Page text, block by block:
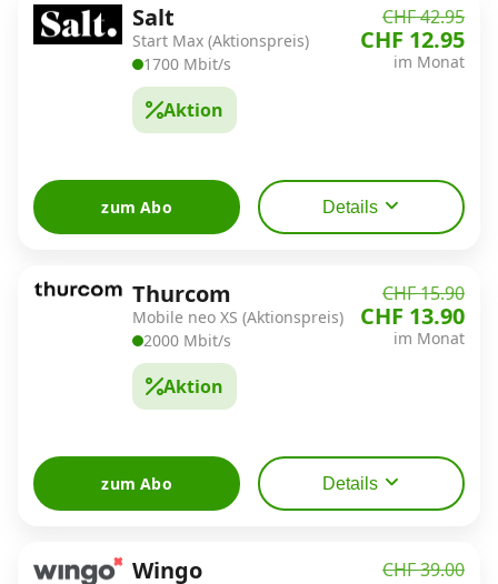
Salt
Start Max (Aktionspreis)
1700 Mbit/s
Aktion
CHF 42.95
CHF 12.95
im Monat
zum Abo Details
Thurcom
Mobile neo XS (Aktionspreis)
2000 Mbit/s
Aktion
CHF 15.90
CHF 13.90
im Monat
zum Abo Details
Wingo CHF 39.00